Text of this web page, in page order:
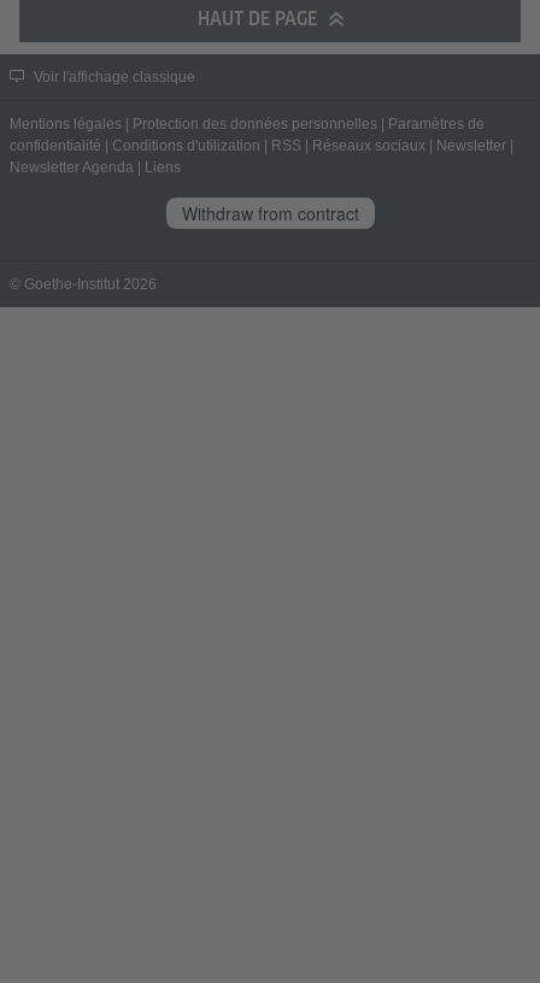
HAUT DE PAGE
Voir l'affichage classique
Mentions légales Protection des données personnelles
Paramètres de
confidentialité
Conditions d'utilization RSS Réseaux sociaux Newsletter
Newsletter Agenda
Liens
Withdraw from contract
© Goethe-Institut 2026